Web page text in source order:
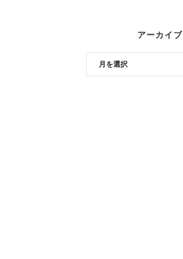
アーカイブ